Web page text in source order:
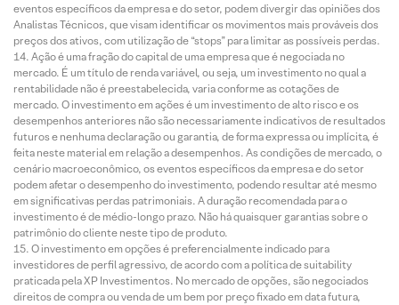
eventos específicos da empresa e do setor, podem divergir das opiniões dos
Analistas Técnicos, que visam identificar os movimentos mais prováveis dos
preços dos ativos, com utilização de “stops” para limitar as possíveis perdas.
Ação é uma fração do capital de uma empresa que é negociada no
mercado. É um título de renda variável, ou seja, um investimento no qual a
rentabilidade não é preestabelecida, varia conforme as cotações de
mercado. O investimento em ações é um investimento de alto risco e os
desempenhos anteriores não são necessariamente indicativos de resultados
futuros e nenhuma declaração ou garantia, de forma expressa ou implícita, é
feita neste material em relação a desempenhos. As condições de mercado, o
cenário macroeconômico, os eventos específicos da empresa e do setor
podem afetar o desempenho do investimento, podendo resultar até mesmo
em significativas perdas patrimoniais. A duração recomendada para o
investimento é de médio-longo prazo. Não há quaisquer garantias sobre o
patrimônio do cliente neste tipo de produto.
O investimento em opções é preferencialmente indicado para
investidores de perfil agressivo, de acordo com a política de suitability
praticada pela XP Investimentos. No mercado de opções, são negociados
direitos de compra ou venda de um bem por preço fixado em data futura,